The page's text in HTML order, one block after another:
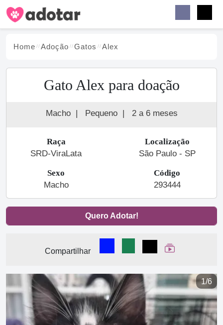
Home Adoção Gatos Alex
Gato Alex para doação
Macho | Pequeno | 2 a 6 meses
Raça
SRD-ViraLata
Localização
São Paulo - SP
Sexo
Macho
Código
293444
Quero Adotar!
Compartilhar
Compartilhar no Facebook
Compartilhar no
Compartilhar
Ver Web Story
1/6